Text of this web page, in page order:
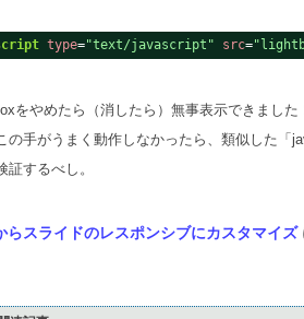
type="text/javascript" src=
をやめたら（消したら）無事表示できました
の手がうまく動作しなかったら、類似した「
証するべし。
らスライドのレスポンシブにカスタマイズ